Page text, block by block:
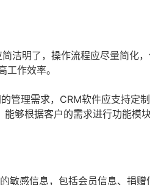
洁明了，操作流程应尽量简化
作效率。
管理需求，CRM软件应支持定
够根据客户的需求进行功能模
敏感信息，包括会员信息、捐